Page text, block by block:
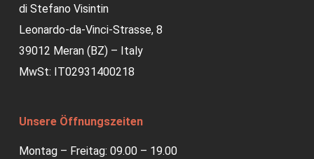
di Stefano Visintin
Leonardo-da-Vinci-Strasse, 8
39012 Meran (BZ) – Italy
MwSt: IT02931400218
Unsere Öffnungszeiten
Montag – Freitag: 09.00 – 19.00